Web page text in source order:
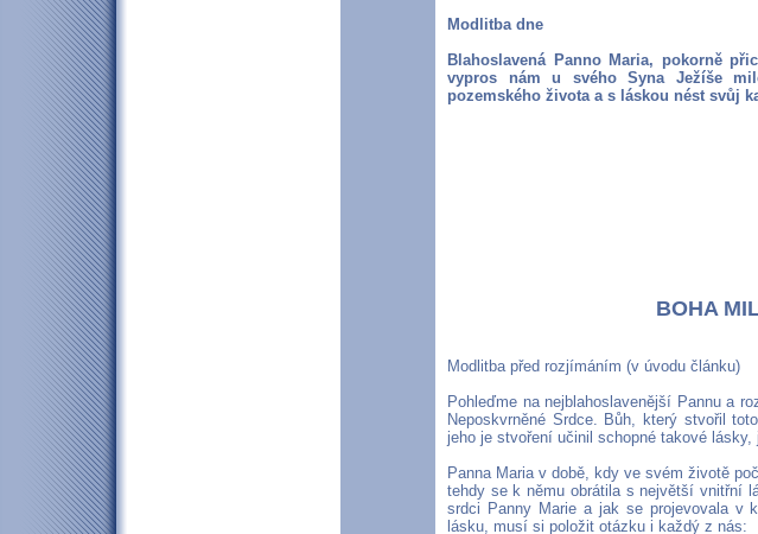
Modlitba dne
Blahoslavená Panno Maria, pokorně
vypros nám u svého Syna Ježíše
pozemského života a s láskou nést svůj
BOHA
Modlitba před rozjímáním (v úvodu článku)
Pohleďme na nejblahoslavenější Pannu a
Neposkvrněné Srdce. Bůh, který stvořil
jeho je stvoření učinil schopné takové
Panna Maria v době, kdy ve svém životě
tehdy se k němu obrátila s největší vnitřní
srdci Panny Marie a jak se projevovala v
lásku, musí si položit otázku i každý z nás: